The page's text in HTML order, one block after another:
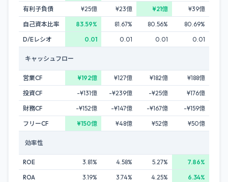
有利子負債
¥25億 ¥23億 ¥21億
¥39億
自己資本比率
83.59% 81.67% 80.56%
80.69%
D/Eレシオ
0.01 0.01 0.01 0.01
キャッシュフロー
営業CF ¥192億 ¥127億 ¥182億
¥188億
投資CF
-¥131億 -¥239億 -¥25億
¥176億
財務CF
-¥152億 -¥147億 -¥167億
-¥159億
フリーCF
¥150億 ¥48億 ¥52億 ¥50億
効率性
ROE 3.81% 4.58% 5.27%
7.86%
ROA
3.19% 3.74% 4.25% 6.34%